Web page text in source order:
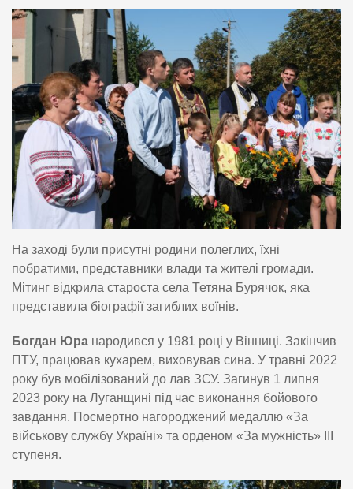
На заході були присутні родини полеглих, їхні
побратими, представники влади та жителі громади.
Мітинг відкрила староста села Тетяна Бурячок, яка
представила біографії загиблих воїнів.
Богдан Юра народився у 1981 році у Вінниці. Закінчив
ПТУ, працював кухарем, виховував сина. У травні 2022
року був мобілізований до лав ЗСУ. Загинув 1 липня
2023 року на Луганщині під час виконання бойового
завдання. Посмертно нагороджений медаллю «За
військову службу Україні» та орденом «За мужність» ІІІ
ступеня.